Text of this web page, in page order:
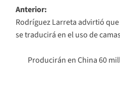
Navegación
de
entradas
Anterior:
Rodríguez Larreta advirtió
se traducirá en el uso de
Producirán en China 60